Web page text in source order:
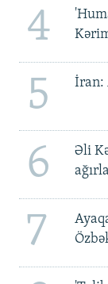
4
5 İran:
6
Əli
7